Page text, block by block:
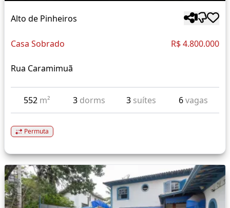
Alto de Pinheiros
Casa Sobrado R$ 4.800.000
Rua Caramimuã
552 m² 3 dorms 3 suítes 6vagas
Permuta